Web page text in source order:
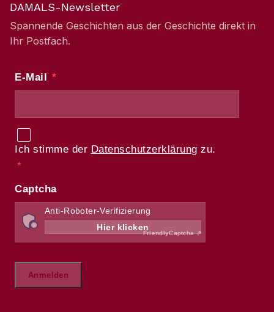
DAMALS-Newsletter
Spannende Geschichten aus der Geschichte direkt in
Ihr Postfach.